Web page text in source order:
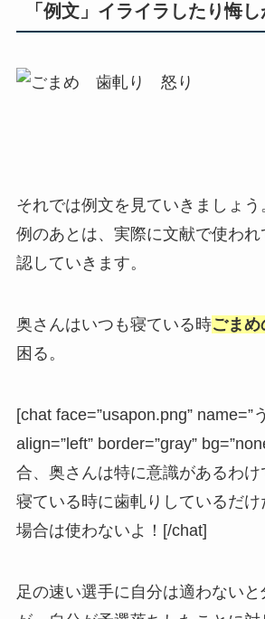
「例文」イライラしたり悔
それでは例文を見ていきましょ
例のあとは、実際に文献で使わ
認していきます。
奥さんはいつも寝ている時ごまめ
困る。
[chat face=”usapon.png” name=”
align=”left” border=”gray”
合、奥さんは特に意識があるわ
寝ている時に歯軋りしているだけ
場合は使わないよ！[/chat]
足の速い選手に自分は適わないと